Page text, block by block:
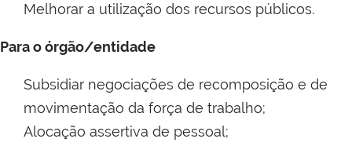
Melhorar a utilização dos recursos públicos.
Para o órgão/entidade
Subsidiar negociações de recomposição e de
movimentação da força de trabalho;
Alocação assertiva de pessoal;